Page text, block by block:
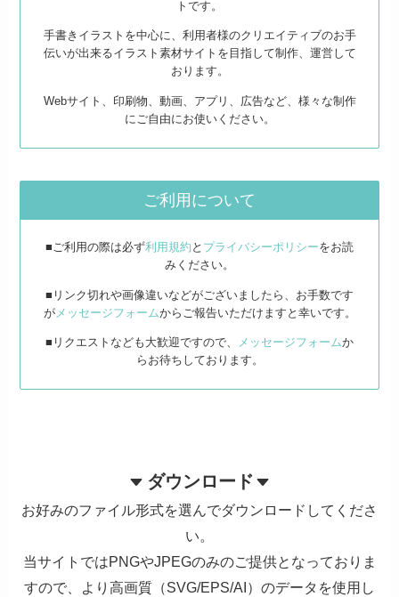
トです。
手書きイラストを中心に、利用者様のクリエイティブのお手
伝いが出来るイラスト素材サイトを目指して制作、運営して
おります。
Webサイト、印刷物、動画、アプリ、広告など、様々な制作
にご自由にお使いください。
ご利用について
■ご利用の際は必ず利用規約 と プライバシーポリシーをお読
みください。
■リンク切れや画像違いなどがございましたら、お手数です
がメッセージフォームからご報告いただけますと幸いです。
■リクエストなども大歓迎ですので、 メッセージフォームか
らお待ちしております。
ダウンロード
お好みのファイル形式を選んでダウンロードしてくださ
い。
当サイトではPNGやJPEGのみのご提供となっておりま
すので、より高画質（SVG/EPS/AI）のデータを使用し